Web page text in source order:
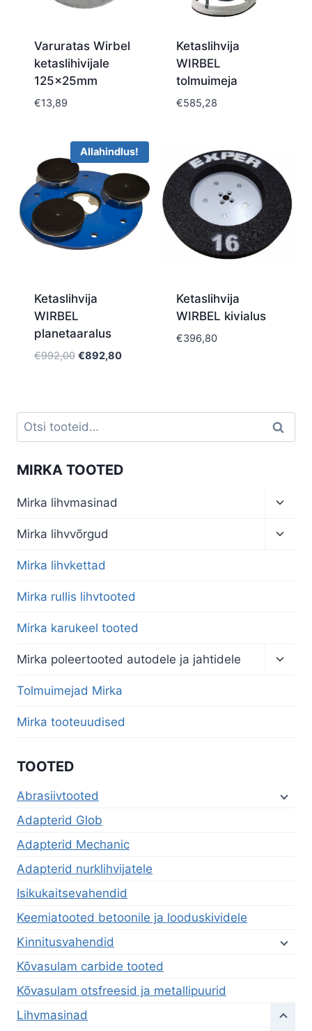
Varuratas Wirbel
ketaslihivijale
125x25mm
€13,89
Ketaslihvija
WIRBEL
tolmuimeja
€585,28
Allahindlus!
Ketaslihvija
WIRBEL
planetaaralus
€992,00 Algne
€892,80Current
Ketaslihvija
WIRBEL kivialus
€396,80
Otsi: Otsi
MIRKA TOOTED
Mirka lihvmasinad
menu
Mirka lihvvõrgud
Mirka lihvkettad
Mirka rullis lihvtooted
Mirka karukeel tooted
Mirka poleertooted autodele ja jahtidele
Tolmuimejad Mirka
Mirka tooteuudised
TOOTED
Abrasiivtooted
Adapterid Glob
Adapterid Mechanic
Adapterid nurklihvijatele
Isikukaitsevahendid
Keemiatooted betoonile ja looduskividele
Kinnitusvahendid
Kõvasulam carbide tooted
Kõvasulam otsfreesid ja metallipuurid
Lihvmasinad